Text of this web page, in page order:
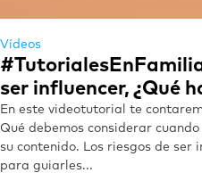
Vídeos
ser influencer, ¿Qué
En este videotutorial te
Qué debemos considerar
su contenido. Los riesgos de ser
para guiarles...